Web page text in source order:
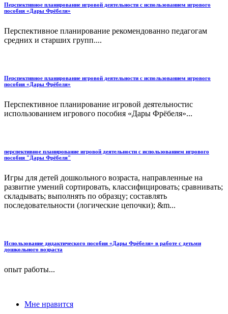
Перспективное планирование игровой деятельности с использованием игрового
пособия «Дары Фрёбеля»
Перспективное планирование рекомендованно педагогам
средних и старших групп....
Перспективное планирование игровой деятельности с использованием игрового
пособия «Дары Фрёбеля»
Перспективное планирование игровой деятельностис
использованием игрового пособия «Дары Фрёбеля»...
перспективное планирование игровой деятельности с использованием игрового
пособия "Дары Фрёбеля"
Игры для детей дошкольного возраста, направленные на
развитие умений сортировать, классифицировать; сравнивать;
складывать; выполнять по образцу; составлять
последовательности (логические цепочки); &m...
Использование дидактического пособия «Дары Фрёбеля» в работе с детьми
дошкольного возраста
опыт работы...
Мне нравится